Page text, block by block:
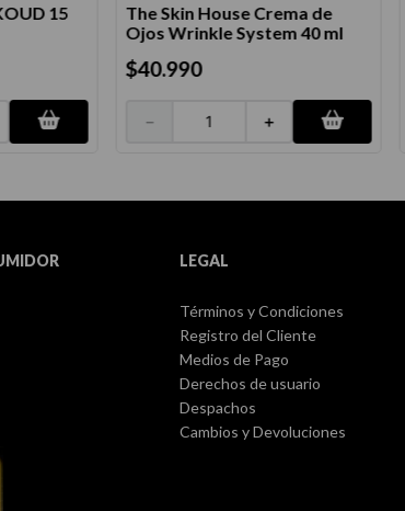
15
The Skin House Crema de
Ojos Wrinkle System 40 ml
$40.990
＋
－
LEGAL
Términos y Condiciones
Registro del Cliente
Medios de Pago
Derechos de usuario
Despachos
Cambios y Devoluciones